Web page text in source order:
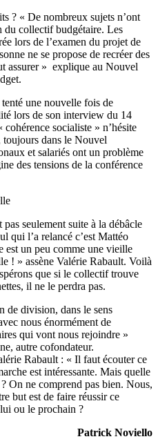
? « De nombreux sujets n’ont
du collectif budgétaire. Les
lors de l’examen du projet de
ne se propose de recréer des
assurer » explique au Nouvel
une nouvelle fois de
lors de son interview du 14
socialiste » n’hésite
toujours dans le Nouvel
et salariés ont un problème
des tensions de la conférence
seulement suite à la débâcle
qui l’a relancé c’est Mattéo
est un peu comme une vieille
! » assène Valérie Rabault. Voilà
que si le collectif trouve
il ne le perdra pas.
de division, dans le sens
nous énormément de
qui vont nous rejoindre »
autre cofondateur.
Rabault : « Il faut écouter ce
est intéressante. Mais quelle
On ne comprend pas bien. Nous,
but est de faire réussir ce
ou le prochain ?
Patrick Noviello